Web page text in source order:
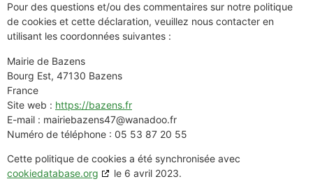
Pour des questions et/ou des commentaires sur notre politique
de cookies et cette déclaration, veuillez nous contacter en
utilisant les coordonnées suivantes :
Mairie de Bazens
Bourg Est, 47130 Bazens
France
Site web : https://bazens.fr
E-mail : mairiebazens47@wanadoo.fr
Numéro de téléphone : 05 53 87 20 55
Cette politique de cookies a été synchronisée avec
cookiedatabase.org
le 6 avril 2023.